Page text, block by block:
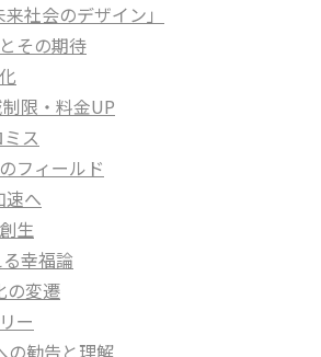
社会のデザイン」
その期待
限・料金UP
ス
フィールド
速へ
生
幸福論
の変遷
ー